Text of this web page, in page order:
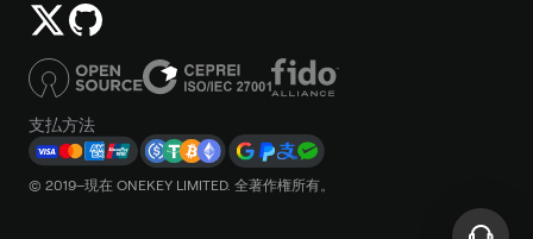
支払方法
© 2019–現在 ONEKEY LIMITED. 全著作権所有。